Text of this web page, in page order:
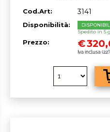
Cod.Art: 3141
Disponibilità:
Spedito in 5
Prezzo: €
Iva inclusa